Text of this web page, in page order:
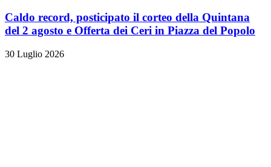
Caldo record, posticipato il corteo della Quintana
del 2 agosto e Offerta dei Ceri in Piazza del Popolo
30 Luglio 2026